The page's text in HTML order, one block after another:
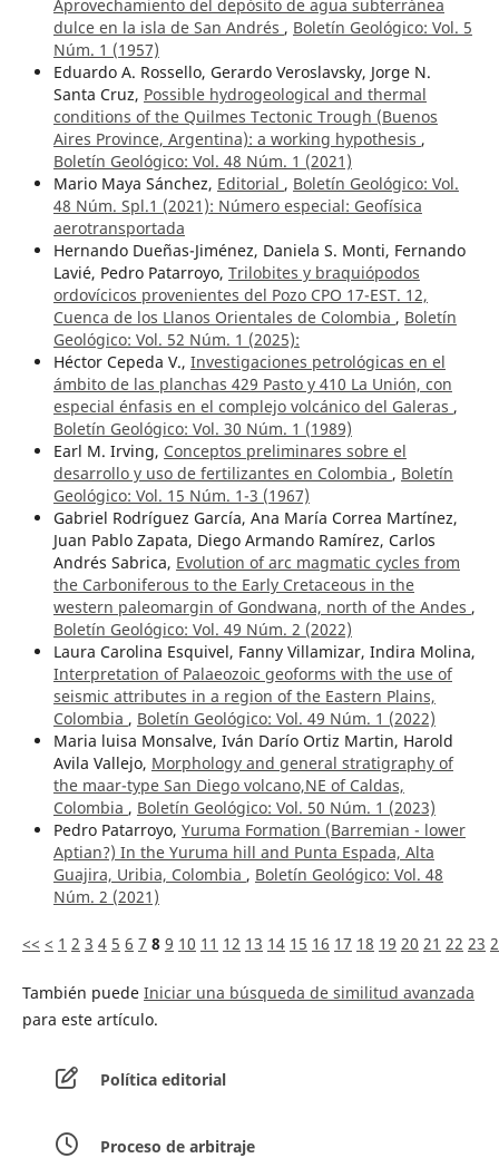
Aprovechamiento del depósito de agua subterránea
dulce en la isla de San Andrés , Boletín Geológico: Vol. 5
Núm. 1 (1957)
Eduardo A. Rossello, Gerardo Veroslavsky, Jorge N.
Santa Cruz, Possible hydrogeological and thermal
conditions of the Quilmes Tectonic Trough (Buenos
Aires Province, Argentina): a working hypothesis ,
Boletín Geológico: Vol. 48 Núm. 1 (2021)
Mario Maya Sánchez, Editorial , Boletín Geológico: Vol.
48 Núm. Spl.1 (2021): Número especial: Geofísica
aerotransportada
Hernando Dueñas-Jiménez, Daniela S. Monti, Fernando
Lavié, Pedro Patarroyo, Trilobites y braquiópodos
ordovícicos provenientes del Pozo CPO 17-EST. 12,
Cuenca de los Llanos Orientales de Colombia , Boletín
Geológico: Vol. 52 Núm. 1 (2025):
Héctor Cepeda V., Investigaciones petrológicas en el
ámbito de las planchas 429 Pasto y 410 La Unión, con
especial énfasis en el complejo volcánico del Galeras ,
Boletín Geológico: Vol. 30 Núm. 1 (1989)
Earl M. Irving, Conceptos preliminares sobre el
desarrollo y uso de fertilizantes en Colombia , Boletín
Geológico: Vol. 15 Núm. 1-3 (1967)
Gabriel Rodríguez García, Ana María Correa Martínez,
Juan Pablo Zapata, Diego Armando Ramírez, Carlos
Andrés Sabrica, Evolution of arc magmatic cycles from
the Carboniferous to the Early Cretaceous in the
western paleomargin of Gondwana, north of the Andes ,
Boletín Geológico: Vol. 49 Núm. 2 (2022)
Laura Carolina Esquivel, Fanny Villamizar, Indira Molina,
Interpretation of Palaeozoic geoforms with the use of
seismic attributes in a region of the Eastern Plains,
Colombia , Boletín Geológico: Vol. 49 Núm. 1 (2022)
Maria luisa Monsalve, Iván Darío Ortiz Martin, Harold
Avila Vallejo, Morphology and general stratigraphy of
the maar-type San Diego volcano,NE of Caldas,
Colombia , Boletín Geológico: Vol. 50 Núm. 1 (2023)
Pedro Patarroyo, Yuruma Formation (Barremian - lower
Aptian?) In the Yuruma hill and Punta Espada, Alta
Guajira, Uribia, Colombia , Boletín Geológico: Vol. 48
Núm. 2 (2021)
<< < 1 2 3 4 5 6 7 8 9 10 11 12 13 14 15 16 17 18 19 20 21 22 23
También puede Iniciar una búsqueda de similitud avanzada
para este artículo.
Política editorial
Proceso de arbitraje